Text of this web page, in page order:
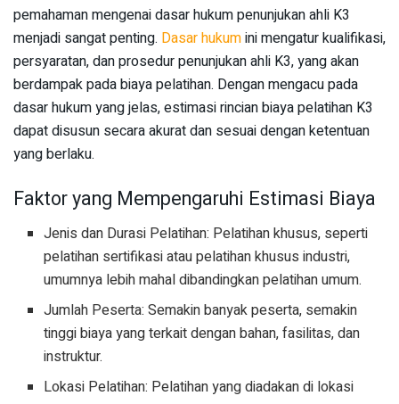
pemahaman mengenai dasar hukum penunjukan ahli K3
menjadi sangat penting. Dasar hukumini mengatur kualifikasi,
persyaratan, dan prosedur penunjukan ahli K3, yang akan
berdampak pada biaya pelatihan. Dengan mengacu pada
dasar hukum yang jelas, estimasi rincian biaya pelatihan K3
dapat disusun secara akurat dan sesuai dengan ketentuan
yang berlaku.
Faktor yang Mempengaruhi Estimasi Biaya
Jenis dan Durasi Pelatihan: Pelatihan khusus, seperti
pelatihan sertifikasi atau pelatihan khusus industri,
umumnya lebih mahal dibandingkan pelatihan umum.
Jumlah Peserta: Semakin banyak peserta, semakin
tinggi biaya yang terkait dengan bahan, fasilitas, dan
instruktur.
Lokasi Pelatihan: Pelatihan yang diadakan di lokasi